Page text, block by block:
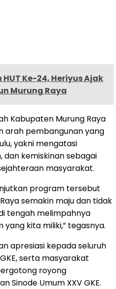
Ke-24, Heriyus Ajak
Murung Raya
Kabupaten Murung Raya
arah pembangunan yang
yakni mengatasi
dan kemiskinan sebagai
masyarakat.
program tersebut
semakin maju dan tidak
tengah melimpahnya
kita miliki,” tegasnya.
apresiasi kepada seluruh
serta masyarakat
royong
Sinode Umum XXV GKE.